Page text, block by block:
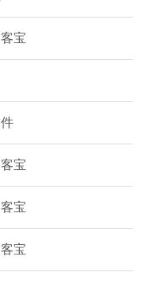
宝
宝
宝
宝